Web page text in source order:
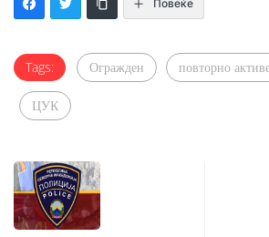
Повеќе
Tags: Огражден повторно
ЦУК